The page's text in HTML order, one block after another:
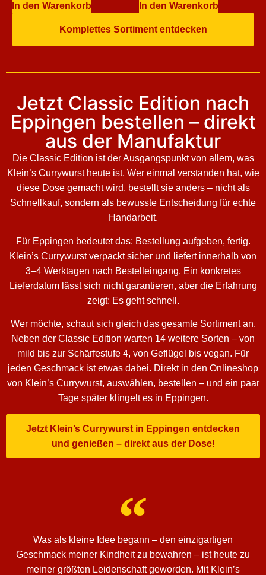
In den Warenkorb In den Warenkorb
Komplettes Sortiment entdecken
Jetzt Classic Edition nach
Eppingen bestellen – direkt
aus der Manufaktur
Die Classic Edition ist der Ausgangspunkt von allem, was
Klein’s Currywurst heute ist. Wer einmal verstanden hat, wie
diese Dose gemacht wird, bestellt sie anders – nicht als
Schnellkauf, sondern als bewusste Entscheidung für echte
Handarbeit.
Für Eppingen bedeutet das: Bestellung aufgeben, fertig.
Klein’s Currywurst verpackt sicher und liefert innerhalb von
3–4 Werktagen nach Bestelleingang. Ein konkretes
Lieferdatum lässt sich nicht garantieren, aber die Erfahrung
zeigt: Es geht schnell.
Wer möchte, schaut sich gleich das gesamte Sortiment an.
Neben der Classic Edition warten 14 weitere Sorten – von
mild bis zur Schärfestufe 4, von Geflügel bis vegan. Für
jeden Geschmack ist etwas dabei. Direkt in den Onlineshop
von Klein’s Currywurst, auswählen, bestellen – und ein paar
Tage später klingelt es in Eppingen.
Jetzt Klein’s Currywurst in Eppingen entdecken
und genießen – direkt aus der Dose!
Was als kleine Idee begann – den einzigartigen
Geschmack meiner Kindheit zu bewahren – ist heute zu
meiner größten Leidenschaft geworden. Mit Klein’s